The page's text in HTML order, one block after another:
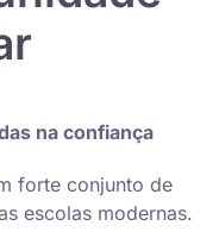
na confiança
forte conjunto de
escolas modernas.